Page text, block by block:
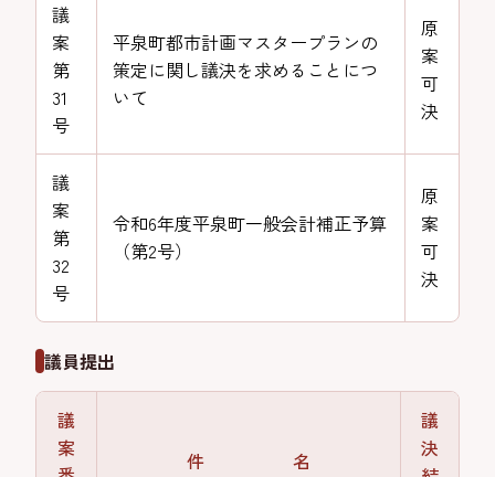
議
案
第
31
号
平泉町都市計画マスタープランの
策定に関し議決を求めることにつ
いて
原
案
可
決
議
案
第
32
号
令和6年度平泉町一般会計補正予算
（第2号）
原
案
可
決
議員提出
議
案
件 名
議
決